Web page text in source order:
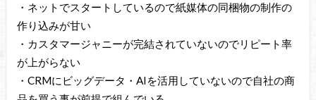
・ネットでスタートしているので紙媒体の同梱物の制作の
作り込みが甘い
・カスタマージャニーが完結されていないのでリピート率
が上がらない
・CRMにビッグデータ・AIを活用していないので自社の商